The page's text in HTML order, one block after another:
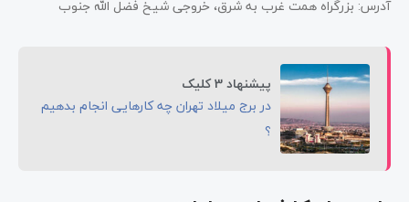
آدرس: بزرگراه همت غرب به شرق، خروجی شیخ فضل الله جنوب
پیشنهاد 3 کلیک
در برج میلاد تهران چه کارهایی انجام بدهیم
؟